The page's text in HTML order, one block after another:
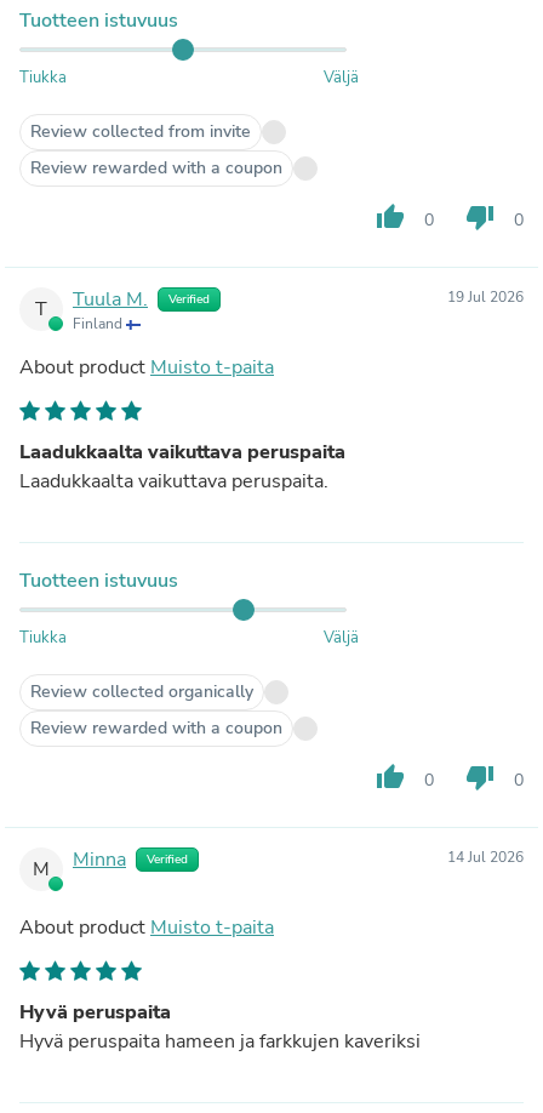
Tuotteen istuvuus
Tiukka Väljä
Review collected from invite
Review rewarded with a coupon
thumb_up 0 thumb_down 0
T Tuula M. Verified
Finland
19 Jul 2026
About product Muisto t-paita
Laadukkaalta vaikuttava peruspaita
Laadukkaalta vaikuttava peruspaita.
Tuotteen istuvuus
Tiukka Väljä
Review collected organically
Review rewarded with a coupon
thumb_up 0 thumb_down 0
M Minna Verified 14 Jul 2026
About product Muisto t-paita
Hyvä peruspaita
Hyvä peruspaita hameen ja farkkujen kaveriksi